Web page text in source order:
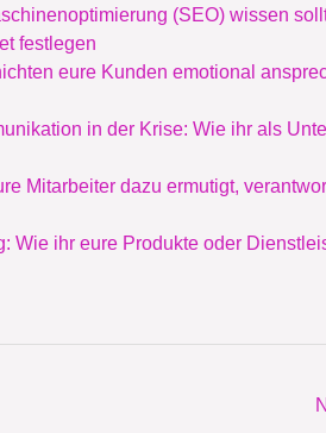
(SEO) wissen
festlegen
eure Kunden emotional
in der Krise: Wie ihr als
Mitarbeiter dazu ermutigt,
Wie ihr eure Produkte oder